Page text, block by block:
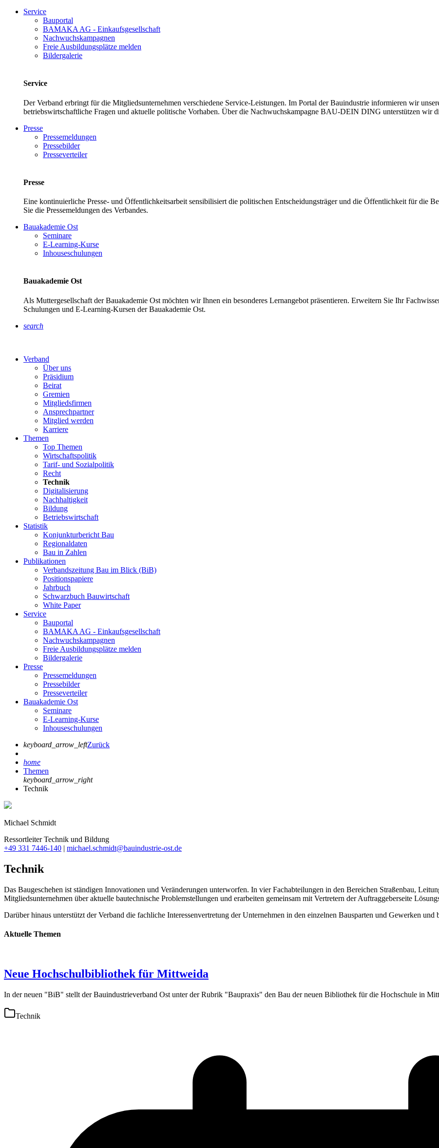
Service
Bauportal
BAMAKA AG - Einkaufsgesellschaft
Nachwuchskampagnen
Freie Ausbildungsplätze melden
Bildergalerie
Service
Der Verband erbringt für die Mitgliedsunternehmen verschiedene Service-Leistungen. Im Portal der Bauindustrie informieren wir
betriebswirtschaftliche Fragen und aktuelle politische Vorhaben. Über die Nachwuchskampagne BAU-DEIN DING unterstützen wir
Presse
Pressemeldungen
Pressebilder
Presseverteiler
Presse
Eine kontinuierliche Presse- und Öffentlichkeitsarbeit sensibilisiert die politischen Entscheidungsträger und die Öffentlichkeit für die
Sie die Pressemeldungen des Verbandes.
Bauakademie Ost
Seminare
E-Learning-Kurse
Inhouseschulungen
Bauakademie Ost
Als Muttergesellschaft der Bauakademie Ost möchten wir Ihnen ein besonderes Lernangebot präsentieren. Erweitern Sie Ihr
Schulungen und E-Learning-Kursen der Bauakademie Ost.
search
Verband
Über uns
Präsidium
Beirat
Gremien
Mitgliedsfirmen
Ansprechpartner
Mitglied werden
Karriere
Themen
Top Themen
Wirtschaftspolitik
Tarif- und Sozialpolitik
Recht
Technik
Digitalisierung
Nachhaltigkeit
Bildung
Betriebswirtschaft
Statistik
Konjunkturbericht Bau
Regionaldaten
Bau in Zahlen
Publikationen
Verbandszeitung Bau im Blick (BiB)
Positionspapiere
Jahrbuch
Schwarzbuch Bauwirtschaft
White Paper
Service
Bauportal
BAMAKA AG - Einkaufsgesellschaft
Nachwuchskampagnen
Freie Ausbildungsplätze melden
Bildergalerie
Presse
Pressemeldungen
Pressebilder
Presseverteiler
Bauakademie Ost
Seminare
E-Learning-Kurse
Inhouseschulungen
keyboard_arrow_leftZurück
home
Themen
keyboard_arrow_right
Technik
Michael Schmidt
Ressortleiter Technik und Bildung
+49 331 7446-140 | michael.schmidt@bauindustrie-ost.de
Technik
Das Baugeschehen ist ständigen Innovationen und Veränderungen unterworfen. In vier Fachabteilungen in den Bereichen Straßenbau,
Mitgliedsunternehmen über aktuelle bautechnische Problemstellungen und erarbeiten gemeinsam mit Vertretern der Auftraggeberseite
Darüber hinaus unterstützt der Verband die fachliche Interessenvertretung der Unternehmen in den einzelnen Bausparten und Gewerken
Aktuelle Themen
Neue Hochschulbibliothek für Mittweida
In der neuen "BiB" stellt der Bauindustrieverband Ost unter der Rubrik "Baupraxis" den Bau der neuen Bibliothek für die Hochschule in
Technik